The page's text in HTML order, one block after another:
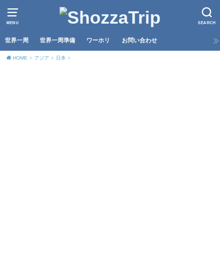
MENU SEARCH
世界一周 世界一周準備 ワーホリ お問い合わせ
HOME アジア 日本